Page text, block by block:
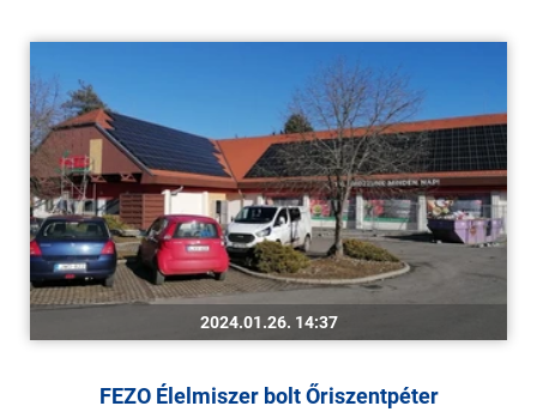
2024.01.26. 14:37
FEZO Élelmiszer bolt Őriszentpéter